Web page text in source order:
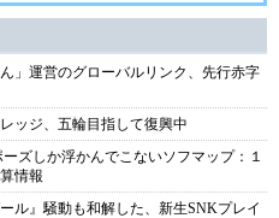
」運営のグローバルリンク、先行赤字
ッジ、五輪目指して復興中
ズしか浮かんでこないソフマップ：１
情報
ル』騒動も和解した、新生SNKプレイ